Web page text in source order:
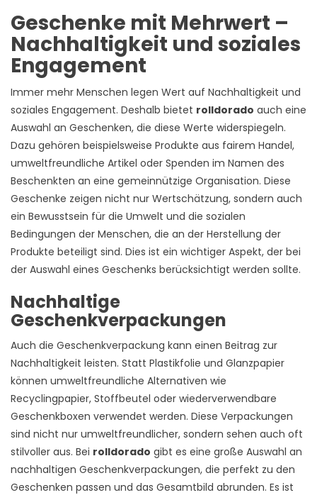
Geschenke mit Mehrwert –
Nachhaltigkeit und soziales
Engagement
Immer mehr Menschen legen Wert auf Nachhaltigkeit und
soziales Engagement. Deshalb bietet rolldorado auch eine
Auswahl an Geschenken, die diese Werte widerspiegeln.
Dazu gehören beispielsweise Produkte aus fairem Handel,
umweltfreundliche Artikel oder Spenden im Namen des
Beschenkten an eine gemeinnützige Organisation. Diese
Geschenke zeigen nicht nur Wertschätzung, sondern auch
ein Bewusstsein für die Umwelt und die sozialen
Bedingungen der Menschen, die an der Herstellung der
Produkte beteiligt sind. Dies ist ein wichtiger Aspekt, der bei
der Auswahl eines Geschenks berücksichtigt werden sollte.
Nachhaltige
Geschenkverpackungen
Auch die Geschenkverpackung kann einen Beitrag zur
Nachhaltigkeit leisten. Statt Plastikfolie und Glanzpapier
können umweltfreundliche Alternativen wie
Recyclingpapier, Stoffbeutel oder wiederverwendbare
Geschenkboxen verwendet werden. Diese Verpackungen
sind nicht nur umweltfreundlicher, sondern sehen auch oft
stilvoller aus. Bei rolldorado gibt es eine große Auswahl an
nachhaltigen Geschenkverpackungen, die perfekt zu den
Geschenken passen und das Gesamtbild abrunden. Es ist